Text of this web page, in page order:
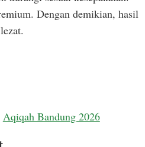
Dengan demikian, hasil
Aqiqah Bandung 2026